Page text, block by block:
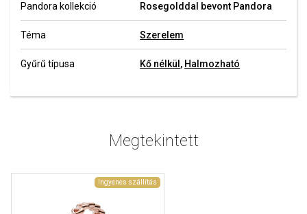
Pandora kollekció Rosegolddal bevont Pandora
Téma Szerelem
Gyűrű típusa Kő nélkül , Halmozható
Megtekintett
Ingyenes szállítás